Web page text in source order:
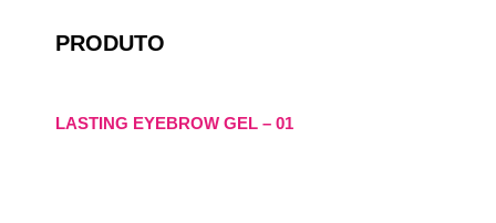
PRODUTO
LASTING EYEBROW GEL – 01